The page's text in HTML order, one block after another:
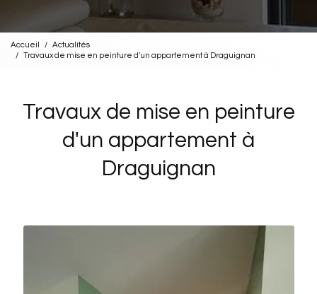
Accueil
Actualités
Travaux de mise en peinture d'un appartement à Draguignan
Travaux de mise en peinture
d'un appartement à
Draguignan